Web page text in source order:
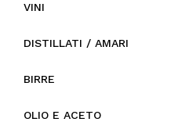
VINI
DISTILLATI / AMARI
BIRRE
OLIO E ACETO